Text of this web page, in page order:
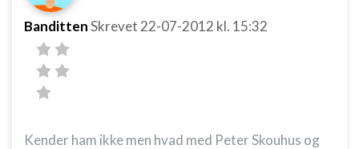
BandittenSkrevet 22-07-2012 kl. 15:32
Kender ham ikke men hvad med Peter Skouhus og